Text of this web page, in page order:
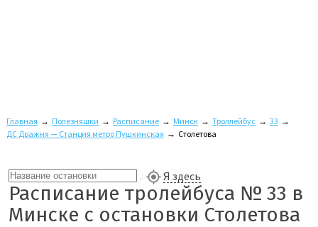
Главная → Полезняшки → Расписание → Минск → Троллейбус → 33 →
ДС Дражня — Станция метро Пушкинская → Столетова
Я здесь
Расписание тролейбуса № 33 в
Минске с остановки Столетова